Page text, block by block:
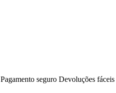
Pagamento seguro Devoluções fáceis